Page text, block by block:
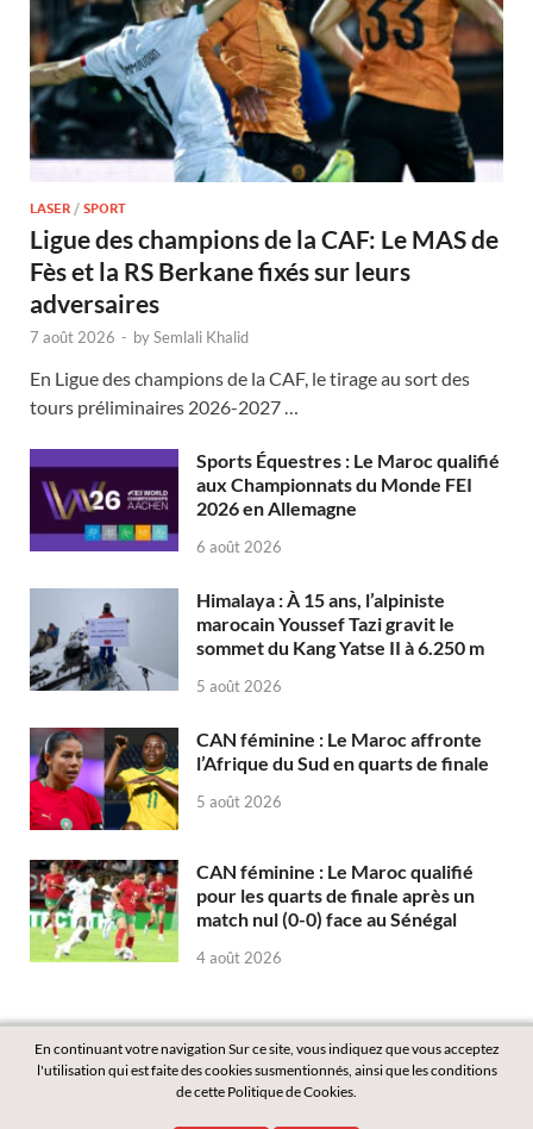
LASER / SPORT
Ligue des champions de la CAF: Le MAS de
Fès et la RS Berkane fixés sur leurs
adversaires
7 août 2026 - bySemlali Khalid
En Ligue des champions de la CAF, le tirage au sort des
tours préliminaires 2026-2027 …
Sports Équestres : Le Maroc qualifié
aux Championnats du Monde FEI
2026 en Allemagne
6 août 2026
Himalaya : À 15 ans, l’alpiniste
marocain Youssef Tazi gravit le
sommet du Kang Yatse II à 6.250 m
5 août 2026
CAN féminine : Le Maroc affronte
l’Afrique du Sud en quarts de finale
5 août 2026
CAN féminine : Le Maroc qualifié
pour les quarts de finale après un
match nul (0-0) face au Sénégal
4 août 2026
En continuant votre navigation Sur ce site, vous indiquez que vous acceptez
l'utilisation qui est faite des cookies susmentionnés, ainsi que les conditions
de cette Politique de Cookies.